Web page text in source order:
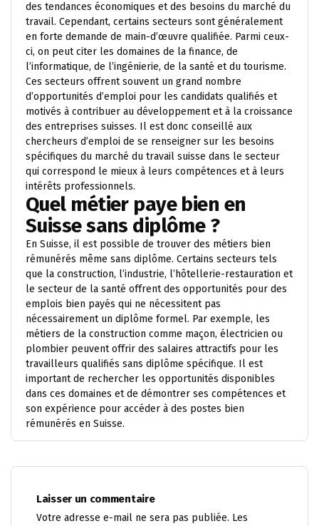
des tendances économiques et des besoins du marché du
travail. Cependant, certains secteurs sont généralement
en forte demande de main-d’œuvre qualifiée. Parmi ceux-
ci, on peut citer les domaines de la finance, de
l’informatique, de l’ingénierie, de la santé et du tourisme.
Ces secteurs offrent souvent un grand nombre
d’opportunités d’emploi pour les candidats qualifiés et
motivés à contribuer au développement et à la croissance
des entreprises suisses. Il est donc conseillé aux
chercheurs d’emploi de se renseigner sur les besoins
spécifiques du marché du travail suisse dans le secteur
qui correspond le mieux à leurs compétences et à leurs
intérêts professionnels.
Quel métier paye bien en
Suisse sans diplôme ?
En Suisse, il est possible de trouver des métiers bien
rémunérés même sans diplôme. Certains secteurs tels
que la construction, l’industrie, l’hôtellerie-restauration et
le secteur de la santé offrent des opportunités pour des
emplois bien payés qui ne nécessitent pas
nécessairement un diplôme formel. Par exemple, les
métiers de la construction comme maçon, électricien ou
plombier peuvent offrir des salaires attractifs pour les
travailleurs qualifiés sans diplôme spécifique. Il est
important de rechercher les opportunités disponibles
dans ces domaines et de démontrer ses compétences et
son expérience pour accéder à des postes bien
rémunérés en Suisse.
Laisser un commentaire
Votre adresse e-mail ne sera pas publiée. Les